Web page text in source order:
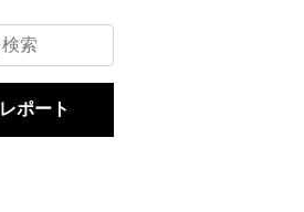
レポート